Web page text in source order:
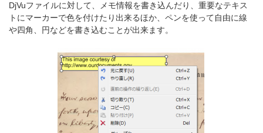
DjVuファイルに対して、メモ情報を書き込んだり、重要なテキス
トにマーカーで色を付けたり出来るほか、ペンを使って自由に線
や四角、円などを書き込むことが出来ます。